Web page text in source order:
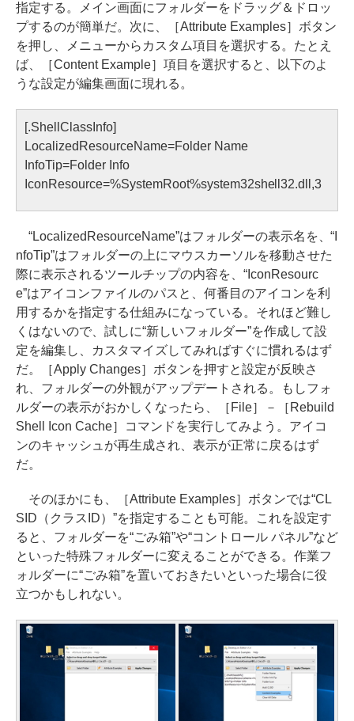
指定する。メイン画面にフォルダーをドラッグ＆ドロッ
プするのが簡単だ。次に、［Attribute Examples］ボタン
を押し、メニューからカスタム項目を選択する。たとえ
ば、［Content Example］項目を選択すると、以下のよ
うな設定が編集画面に現れる。
[.ShellClassInfo]
LocalizedResourceName=Folder Name
InfoTip=Folder Info
IconResource=%SystemRoot%system32shell32.dll,3
“LocalizedResourceName”はフォルダーの表示名を、“I
nfoTip”はフォルダーの上にマウスカーソルを移動させた
際に表示されるツールチップの内容を、“IconResourc
e”はアイコンファイルのパスと、何番目のアイコンを利
用するかを指定する仕組みになっている。それほど難し
くはないので、試しに“新しいフォルダー”を作成して設
定を編集し、カスタマイズしてみればすぐに慣れるはず
だ。［Apply Changes］ボタンを押すと設定が反映さ
れ、フォルダーの外観がアップデートされる。もしフォ
ルダーの表示がおかしくなったら、［File］－［Rebuild
Shell Icon Cache］コマンドを実行してみよう。アイコ
ンのキャッシュが再生成され、表示が正常に戻るはず
だ。
そのほかにも、［Attribute Examples］ボタンでは“CL
SID（クラスID）”を指定することも可能。これを設定す
ると、フォルダーを“ごみ箱”や“コントロール パネル”など
といった特殊フォルダーに変えることができる。作業フ
ォルダーに“ごみ箱”を置いておきたいといった場合に役
立つかもしれない。